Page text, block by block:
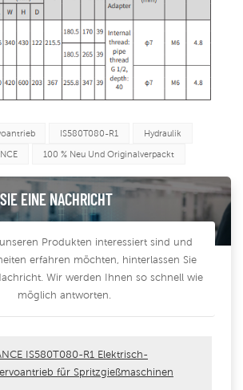
IS580T080-R1 Hydraulik
100 % Neu Und Originalverpackt
EINE NACHRICHT
Produkten interessiert sind und
erfahren möchten, hinterlassen Sie
Wir werden Ihnen so schnell wie
möglich antworten.
IS580T080-R1 Elektrisch-
für Spritzgießmaschinen